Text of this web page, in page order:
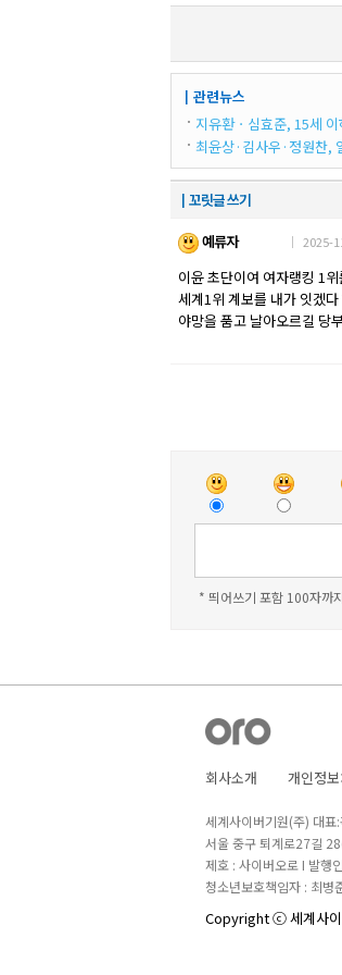
┃관련뉴스
지유환ㆍ심효준, 15세
최윤상·김사우·정원찬,
┃꼬릿글 쓰기
예류자
｜ 2025-
이윤 초단이여 여자랭킹 1
세계1위 계보를 내가 잇겠다
야망을 품고 날아오르길 당
* 띄어쓰기 포함 100자까
회사소개 개인정
세계사이버기원(주) 대
서울 중구 퇴계로27길
제호 : 사이버오로 I 발행
청소년보호책임자 : 최
Copyright ⓒ 세계사